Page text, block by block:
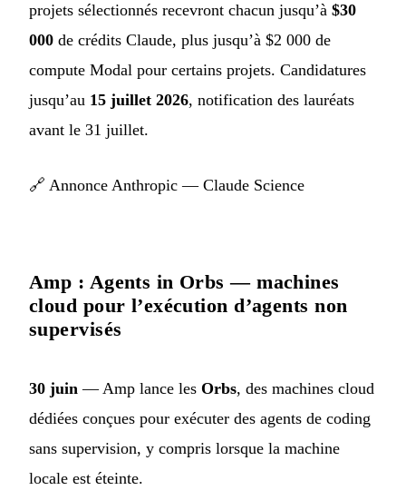
projets sélectionnés recevront chacun jusqu’à $30
000 de crédits Claude, plus jusqu’à $2 000 de
compute Modal pour certains projets. Candidatures
jusqu’au 15 juillet 2026, notification des lauréats
avant le 31 juillet.
🔗 Annonce Anthropic — Claude Science
Amp : Agents in Orbs — machines
cloud pour l’exécution d’agents non
supervisés
30 juin — Amp lance les Orbs, des machines cloud
dédiées conçues pour exécuter des agents de coding
sans supervision, y compris lorsque la machine
locale est éteinte.